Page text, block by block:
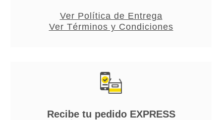
Ver Política de Entrega
Ver Términos y Condiciones
Recibe tu pedido EXPRESS